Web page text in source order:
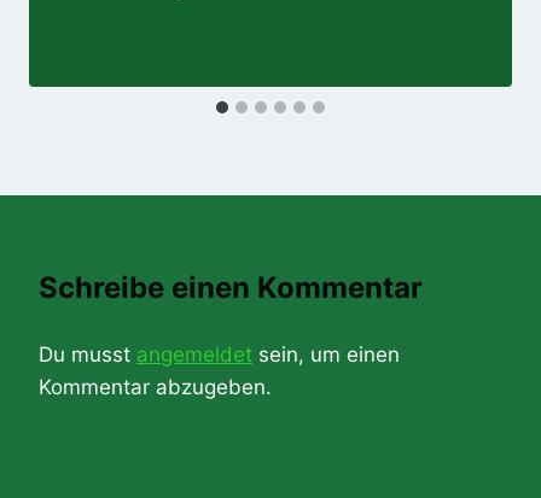
Schreibe einen Kommentar
Du musst angemeldet sein, um einen
Kommentar abzugeben.